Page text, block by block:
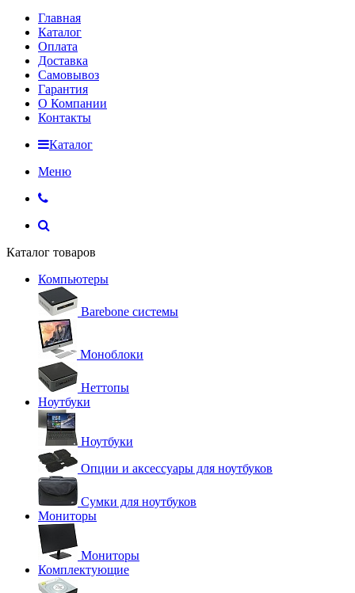
Главная
Каталог
Оплата
Доставка
Самовывоз
Гарантия
О Компании
Контакты
Каталог
Меню
Каталог товаров
Компьютеры
Barebone системы
Моноблоки
Неттопы
Ноутбуки
Ноутбуки
Опции и аксессуары для ноутбуков
Сумки для ноутбуков
Мониторы
Мониторы
Комплектующие